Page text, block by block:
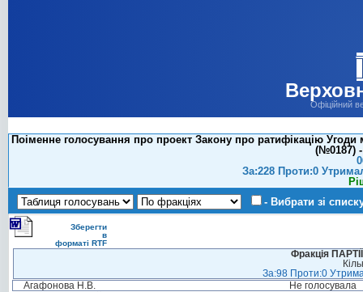
Офіційний
Поіменне голосування про проект Закону про ратифікацію
(№0187) -
За:228 Проти:0
- Вибрати зі
Зберегти
в
форматі RTF
Фракція
За:98 Проти:0
Агафонова Н.В.
Не голосувала